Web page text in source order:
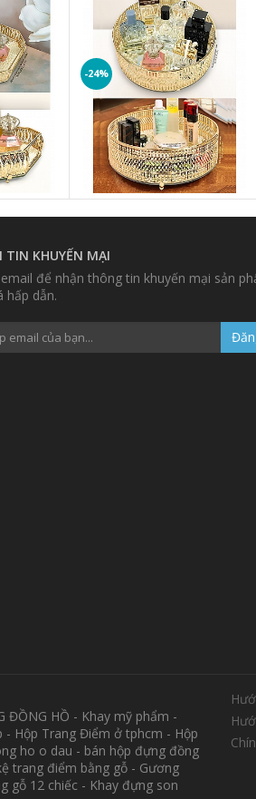
-24%
TIN KHUYẾN MẠI
để nhận thông tin khuyến mại sản
hấp dẫn.
ĐỒNG HỒ - Khay mỹ phẩm -
Hộp Trang Điểm ở tphcm - Hộp
ho o dau - bán hộp đựng đồng
trang điểm bằng gỗ - Gương
gỗ 12 chiếc - Khay đựng son